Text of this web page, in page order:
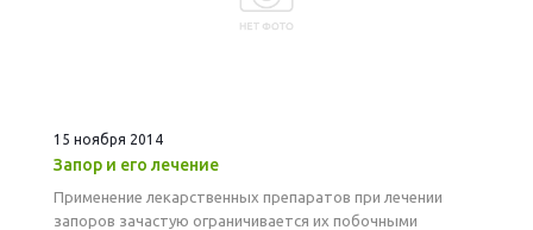
15 ноября 2014
Запор и его лечение
Применение лекарственных препаратов при лечении
запоров зачастую ограничивается их побочными